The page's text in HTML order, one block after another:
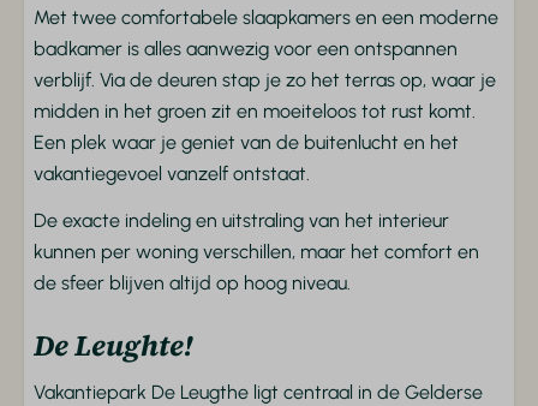
Entertainment
Wifi
Flatscreen TV
Badkamer
Douche
Toilet
Wastafel
Slaapkamer
Beddengoed
Met twee comfortabele slaapkamers en een moderne
badkamer is alles aanwezig voor een ontspannen
verblijf. Via de deuren stap je zo het terras op, waar je
midden in het groen zit en moeiteloos tot rust komt.
Een plek waar je geniet van de buitenlucht en het
vakantiegevoel vanzelf ontstaat.
De exacte indeling en uitstraling van het interieur
kunnen per woning verschillen, maar het comfort en
de sfeer blijven altijd op hoog niveau.
De Leughte!
Vakantiepark De Leugthe ligt centraal in de Gelderse